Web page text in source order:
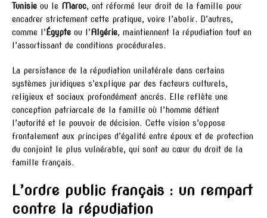
Tunisie ou le Maroc, ont réformé leur droit de la famille pour
encadrer strictement cette pratique, voire l’abolir. D’autres,
comme l’ Égypte ou l’Algérie, maintiennent la répudiation tout en
l’assortissant de conditions procédurales.
La persistance de la répudiation unilatérale dans certains
systèmes juridiques s’explique par des facteurs culturels,
religieux et sociaux profondément ancrés. Elle reflète une
conception patriarcale de la famille où l’homme détient
l’autorité et le pouvoir de décision. Cette vision s’oppose
frontalement aux principes d’égalité entre époux et de protection
du conjoint le plus vulnérable, qui sont au cœur du droit de la
famille français.
L’ordre public français : un rempart
contre la répudiation